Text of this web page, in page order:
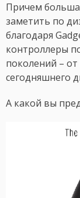
Причем
заметить по
благодаря
контроллеры
поколений – от
сегодняшнего
А какой вы